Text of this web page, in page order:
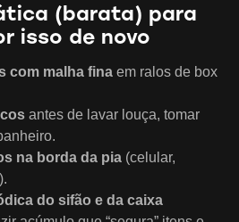
(barata) para
isso de novo
com malha fina em ralos de box
antes de lavar louça, tomar
na borda da pia (celular,
do sifão e da caixa